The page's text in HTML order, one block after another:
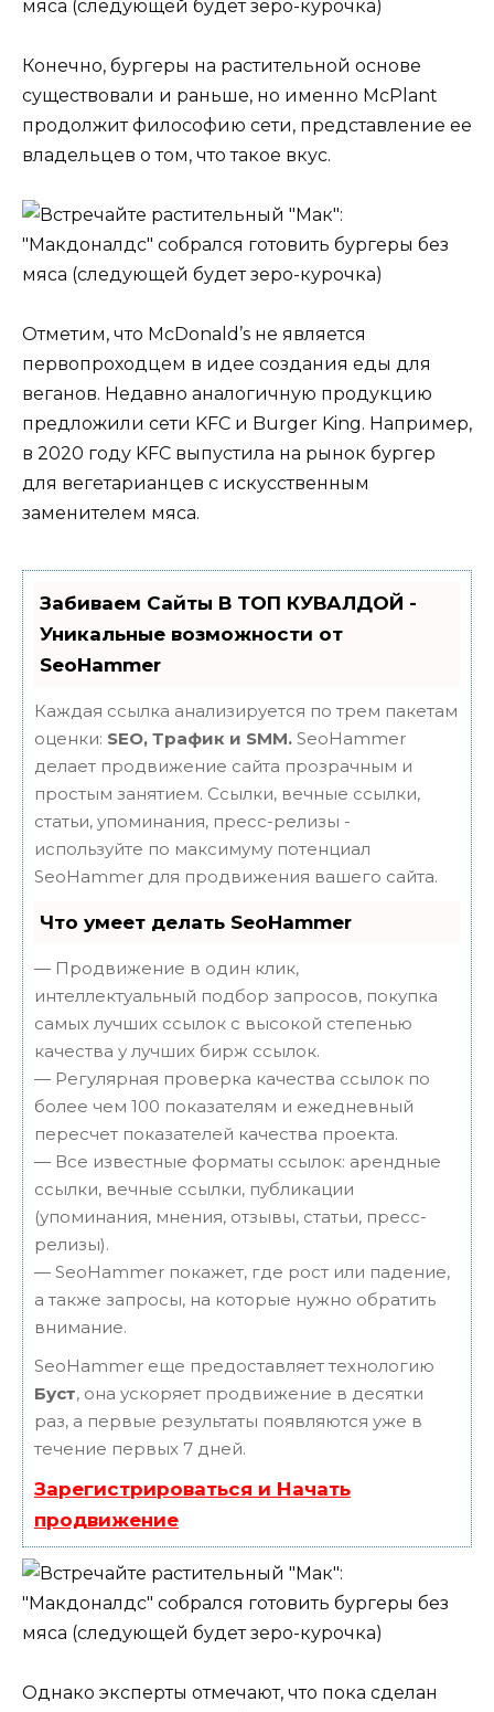
Конечно, бургеры на растительной основе
существовали и раньше, но именно McPlant
продолжит философию сети, представление ее
владельцев о том, что такое вкус.
Отметим, что McDonald’s не является
первопроходцем в идее создания еды для
веганов. Недавно аналогичную продукцию
предложили сети KFC и Burger King. Например,
в 2020 году KFC выпустила на рынок бургер
для вегетарианцев с искусственным
заменителем мяса.
Забиваем Сайты В ТОП КУВАЛДОЙ -
Уникальные возможности от
SeoHammer
Каждая ссылка анализируется по трем пакетам
оценки: SEO, Трафик и SMM. SeoHammer
делает продвижение сайта прозрачным и
простым занятием. Ссылки, вечные ссылки,
статьи, упоминания, пресс-релизы -
используйте по максимуму потенциал
SeoHammer для продвижения вашего сайта.
Что умеет делать SeoHammer
— Продвижение в один клик,
интеллектуальный подбор запросов, покупка
самых лучших ссылок с высокой степенью
качества у лучших бирж ссылок.
— Регулярная проверка качества ссылок по
более чем 100 показателям и ежедневный
пересчет показателей качества проекта.
— Все известные форматы ссылок: арендные
ссылки, вечные ссылки, публикации
(упоминания, мнения, отзывы, статьи, пресс-
релизы).
— SeoHammer покажет, где рост или падение,
а также запросы, на которые нужно обратить
внимание.
SeoHammer еще предоставляет технологию
Буст, она ускоряет продвижение в десятки
раз, а первые результаты появляются уже в
течение первых 7 дней.
Зарегистрироваться и Начать
продвижение
Однако эксперты отмечают, что пока сделан